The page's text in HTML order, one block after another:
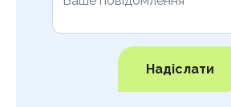
Надіслати